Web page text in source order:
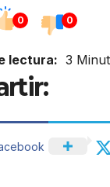
0 0
lectura: 3